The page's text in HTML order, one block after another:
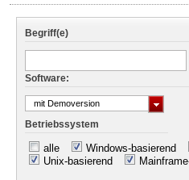
Begriff(e)
Software:
mit Demoversion
Betriebssystem
alle Windows-basierend
Unix-basierend